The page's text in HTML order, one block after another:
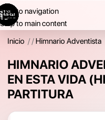
Skip to navigation
Skip to main content
Inicio / Himnario Adventista
HIMNARIO
EN ESTA VIDA
PARTITURA